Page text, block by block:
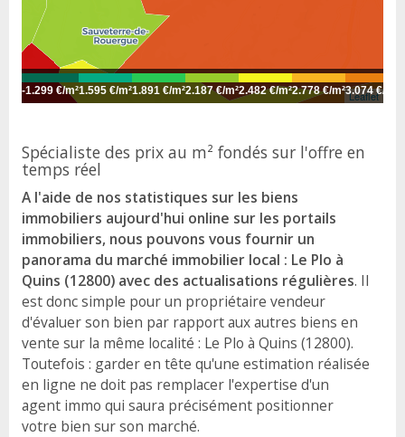
Leaflet
-1.299 €/m²1.595 €/m²1.891 €/m²2.187 €/m²2.482 €/m²2.778 €/m²3.074 €/m²
Spécialiste des prix au m² fondés sur l'offre en
temps réel
A l'aide de nos statistiques sur les biens
immobiliers aujourd'hui online sur les portails
immobiliers, nous pouvons vous fournir un
panorama du marché immobilier local : Le Plo à
Quins (12800) avec des actualisations régulières. Il
est donc simple pour un propriétaire vendeur
d'évaluer son bien par rapport aux autres biens en
vente sur la même localité : Le Plo à Quins (12800).
Toutefois : garder en tête qu'une estimation réalisée
en ligne ne doit pas remplacer l'expertise d'un
agent immo qui saura précisément positionner
votre bien sur son marché.